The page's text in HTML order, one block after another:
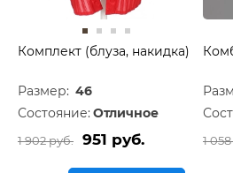
Комплект (блуза, накидка)
Размер: 46
Состояние: Отличное
1 902 руб. 951 руб. 1